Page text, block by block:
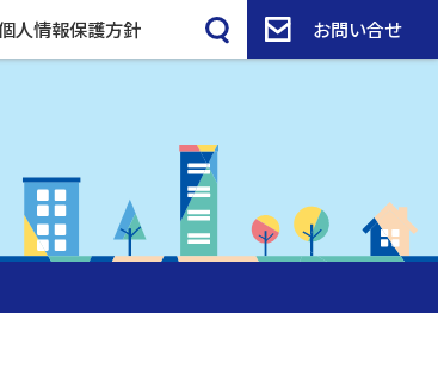
人情報保護方針 お問い合せ